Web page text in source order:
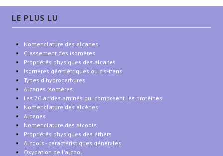
LE PLUS LU
Nomenclature des alcanes
Classement des isomères
Propriétés physiques des alcanes
Isomères géométriques ou cis-trans
Types d'hydrocarbures
Alcanes isomères
Les 20 acides aminés qui composent les protéines
Nomenclature des alcènes
Alcanes
Nomenclature des alcools
Propriétés physiques des éthers
Alcools - caractéristiques générales
Oxydation de l'alcool